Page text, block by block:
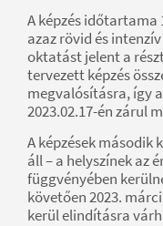
A képzés időtartama
azaz rövid és
oktatást jelent a
tervezett képzés
megvalósításra, így
2023.02.17-én zárul
A képzések második
áll – a helyszínek az
függvényében
követően 2023.
kerül elindításra